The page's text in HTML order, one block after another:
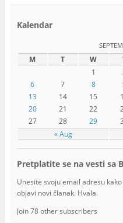
Kalendar
M T W
« Aug
1
6
7 8
13
14 15
20
21 22
27
28 29
Pretplatite se na vesti sa
Unesite svoju email adresu
objavi novi članak. Hvala.
Join 78 other subscribers